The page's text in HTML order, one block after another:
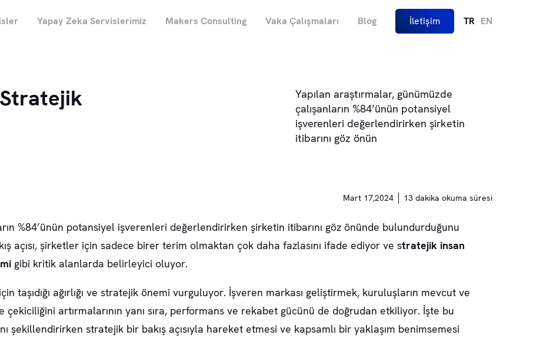
Yapay Zeka Servislerimiz Makers Consulting Vaka Çalışmaları Blog İletişim TR EN
Yapılan araştırmalar, günümüzde
çalışanların %84’ünün potansiyel
işverenleri değerlendirirken şirketin
itibarını göz önün
Mart 17,2024 13 dakika okuma süresi
%84’ünün potansiyel işverenleri değerlendirirken şirketin itibarını göz önünde bulundurduğunu
açısı, şirketler için sadece birer terim olmaktan çok daha fazlasını ifade ediyor ve stratejik insan
gibi kritik alanlarda belirleyici oluyor.
taşıdığı ağırlığı ve stratejik önemi vurguluyor. İşveren markası geliştirmek, kuruluşların mevcut ve
çekiciliğini artırmalarının yanı sıra, performans ve rekabet gücünü de doğrudan etkiliyor. İşte bu
şekillendirirken stratejik bir bakış açısıyla hareket etmesi ve kapsamlı bir yaklaşım benimsemesi